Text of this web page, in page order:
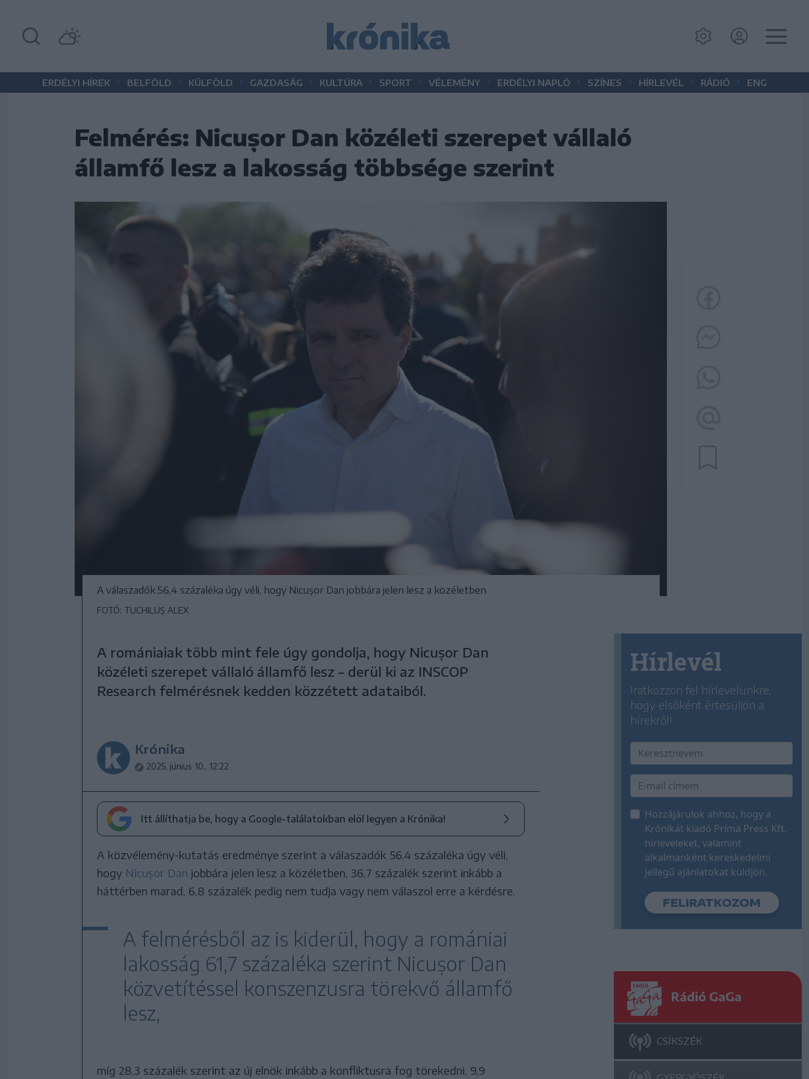
ERDÉLYI HÍREK BELFÖLD KÜLFÖLD GAZDASÁG KULTÚRA SPORT VÉLEMÉNY ERDÉLYI NAPLÓ SZÍNES HÍRLEVÉL RÁDIÓ ENG
Felmérés: Nicușor Dan közéleti szerepet vállaló
államfő lesz a lakosság többsége szerint
A válaszadók 56,4 százaléka úgy véli, hogy Nicușor Dan jobbára jelen lesz a közéletben
FOTÓ: TUCHILUȘ ALEX
A romániaiak több mint fele úgy gondolja, hogy Nicușor Dan
közéleti szerepet vállaló államfő lesz – derül ki az INSCOP
Research felmérésnek kedden közzétett adataiból.
Krónika
2025. június 10., 12:22
Itt állíthatja be, hogy a Google-találatokban elöl legyen a Krónika!
A közvélemény-kutatás eredménye szerint a válaszadók 56,4 százaléka úgy véli,
hogy Nicușor Dan jobbára jelen lesz a közéletben, 36,7 százalék szerint inkább a
háttérben marad, 6,8 százalék pedig nem tudja vagy nem válaszol erre a kérdésre.
A felmérésből az is kiderül, hogy a romániai
lakosság 61,7 százaléka szerint Nicușor Dan
közvetítéssel konszenzusra törekvő államfő
lesz,
míg 28,3 százalék szerint az új elnök inkább a konfliktusra fog törekedni, 9,9
Hírlevél
Iratkozzon fel hírlevelünkre,
hogy elsőként értesüljön a
hírekről!
Hozzájárulok ahhoz, hogy a
Krónikát kiadó Príma Press Kft.
hírleveleket, valamint
alkalmanként kereskedelmi
jellegű ajánlatokat küldjön.
Rádió GaGa
CSÍKSZÉK